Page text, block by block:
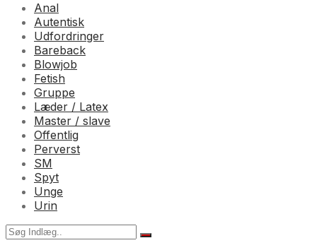
Anal
Autentisk
Udfordringer
Bareback
Blowjob
Fetish
Gruppe
Læder / Latex
Master / slave
Offentlig
Perverst
SM
Spyt
Unge
Urin